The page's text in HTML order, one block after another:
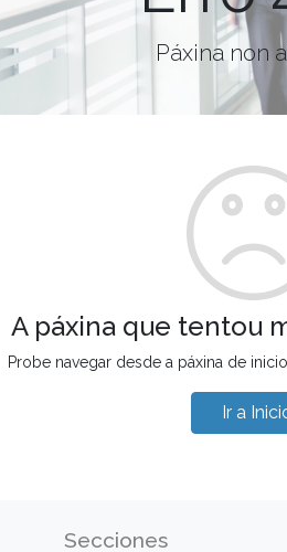
Páxina non
A páxina que tentou
Probe navegar desde a páxina de
Ir a
Secciones